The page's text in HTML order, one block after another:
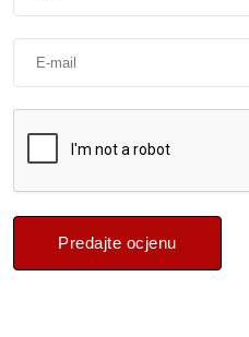
Predajte ocjenu